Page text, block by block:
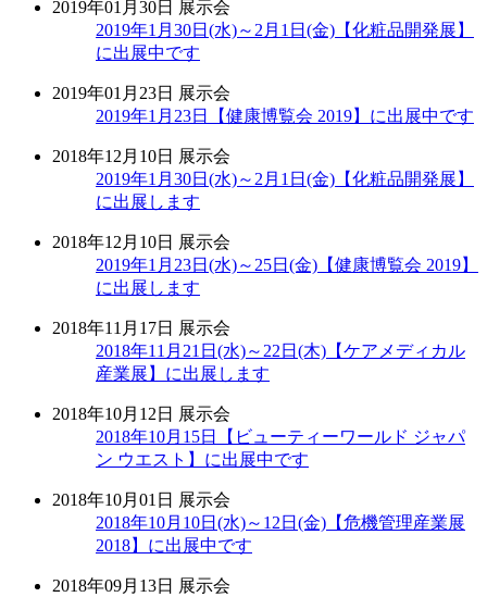
2019年01月30日 展示会
2019年1月30日(水)～2月1日(金)【化粧品開発展】
に出展中です
2019年01月23日 展示会
2019年1月23日【健康博覧会 2019】に出展中です
2018年12月10日 展示会
2019年1月30日(水)～2月1日(金)【化粧品開発展】
に出展します
2018年12月10日 展示会
2019年1月23日(水)～25日(金)【健康博覧会 2019】
に出展します
2018年11月17日 展示会
2018年11月21日(水)～22日(木)【ケアメディカル
産業展】に出展します
2018年10月12日 展示会
2018年10月15日【ビューティーワールド ジャパ
ン ウエスト】に出展中です
2018年10月01日 展示会
2018年10月10日(水)～12日(金)【危機管理産業展
2018】に出展中です
2018年09月13日 展示会